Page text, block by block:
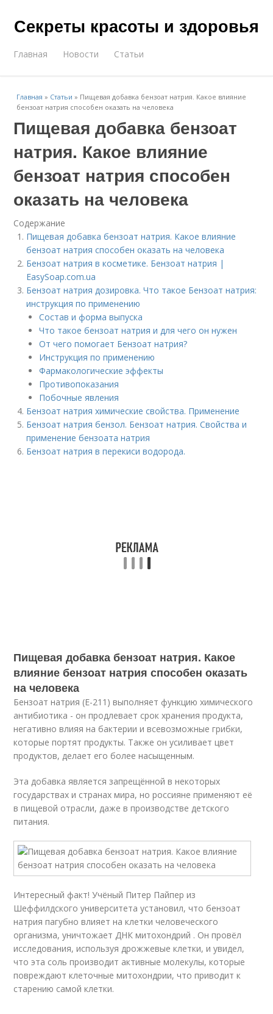
Секреты красоты и здоровья
Главная Новости Статьи
Главная » Статьи » Пищевая добавка бензоат натрия. Какое влияние
бензоат натрия способен оказать на человека
Пищевая добавка бензоат
натрия. Какое влияние
бензоат натрия способен
оказать на человека
Содержание
Пищевая добавка бензоат натрия. Какое влияние
бензоат натрия способен оказать на человека
Бензоат натрия в косметике. Бензоат натрия |
EasySoap.com.ua
Бензоат натрия дозировка. Что такое Бензоат натрия:
инструкция по применению
Состав и форма выпуска
Что такое бензоат натрия и для чего он нужен
От чего помогает Бензоат натрия?
Инструкция по применению
Фармакологические эффекты
Противопоказания
Побочные явления
Бензоат натрия химические свойства. Применение
Бензоат натрия бензол. Бензоат натрия. Свойства и
применение бензоата натрия
Бензоат натрия в перекиси водорода.
Пищевая добавка бензоат натрия. Какое
влияние бензоат натрия способен оказать
на человека
Бензоат натрия (Е-211) выполняет функцию химического
антибиотика - он продлевает срок хранения продукта,
негативно влияя на бактерии и всевозможные грибки,
которые портят продукты. Также он усиливает цвет
продуктов, делает его более насыщенным.
Эта добавка является запрещённой в некоторых
государствах и странах мира, но россияне применяют её
в пищевой отрасли, даже в производстве детского
питания.
Интересный факт! Учёный Питер Пайпер из
Шеффилдского университета установил, что бензоат
натрия пагубно влияет на клетки человеческого
организма, уничтожает ДНК митохондрий . Он провёл
исследования, используя дрожжевые клетки, и увидел,
что эта соль производит активные молекулы, которые
повреждают клеточные митохондрии, что приводит к
старению самой клетки.